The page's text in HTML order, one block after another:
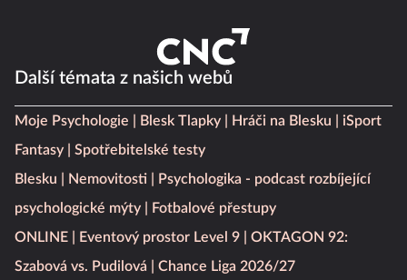
Další témata z našich webů
Moje Psychologie Blesk Tlapky Hráči na Blesku
Fantasy
Spotřebitelské testy
Blesku
Nemovitosti
Psychologika - podcast rozbíjející